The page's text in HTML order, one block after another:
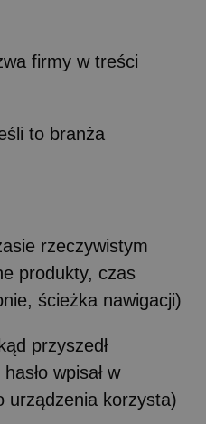
firmy w treści
to branża
rzeczywistym
produkty, czas
ścieżka nawigacji)
przyszedł
wpisał w
urządzenia korzysta)